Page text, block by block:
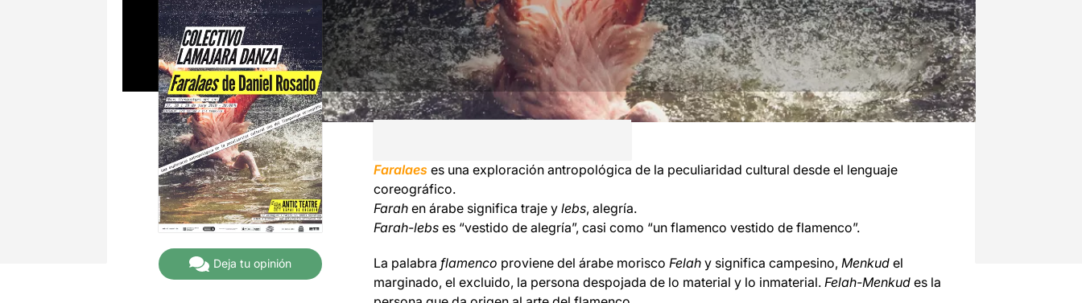
Deja tu opinión
Faralaes es una exploración antropológica de la peculiaridad cultural desde el lenguaje
coreográfico.
Farahen árabe significa traje y lebs, alegría.
Farah-lebses “vestido de alegría”, casi como “un flamenco vestido de flamenco”.
La palabra flamenco proviene del árabe morisco Felahy significa campesino, Menkud el
marginado, el excluido, la persona despojada de lo material y lo inmaterial. Felah-Menkudes la